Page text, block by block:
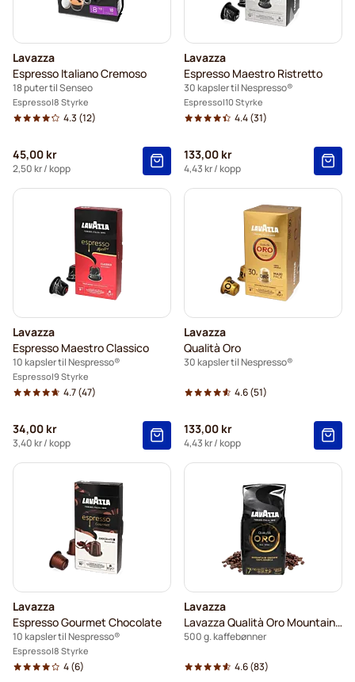
Lavazza
Espresso Italiano Cremoso
18 puter til Senseo
Espresso 8 Styrke
4.3 (12)
45,00 kr
2,50 kr/ kopp
Lavazza
Espresso Maestro Ristretto
30 kapsler til Nespresso®
Espresso 10 Styrke
4.4(31)
133,00 kr
4,43 kr/ kopp
Lavazza
Espresso Maestro Classico
10 kapsler til Nespresso®
Espresso 9 Styrke
4.7(47)
34,00 kr
3,40 kr/ kopp
Lavazza
Qualità Oro
30 kapsler til Nespresso®
4.6(51)
133,00 kr
4,43 kr/ kopp
Lavazza
Espresso Gourmet Chocolate
10 kapsler til Nespresso®
Espresso 8 Styrke
4(6)
Lavazza
Lavazza Qualità Oro Mountain Grown
500 g. kaffebønner
4.6(83)